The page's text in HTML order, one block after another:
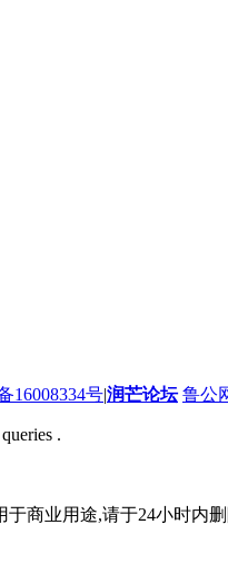
16008334号|润芒论坛 鲁公
.
商业用途,请于24小时内